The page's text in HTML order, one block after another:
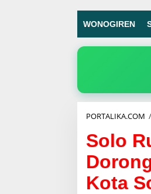
WONOGIREN
PORTALIKA.COM /
Solo
Kota